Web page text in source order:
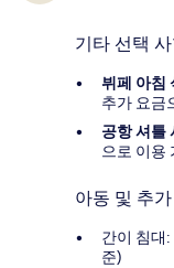
기타 선택
뷔페 아침
추가 요금
공항 셔틀
으로 이용
아동 및 추
간이 침대
준)